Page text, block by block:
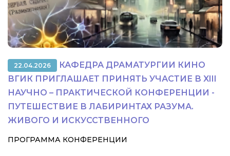
22.04.2026
КАФЕДРА ДРАМАТУРГИИ КИНО
ВГИК ПРИГЛАШАЕТ ПРИНЯТЬ УЧАСТИЕ В XIII
НАУЧНО – ПРАКТИЧЕСКОЙ КОНФЕРЕНЦИИ -
ПУТЕШЕСТВИЕ В ЛАБИРИНТАХ РАЗУМА.
ЖИВОГО И ИСКУССТВЕННОГО
ПРОГРАММА КОНФЕРЕНЦИИ